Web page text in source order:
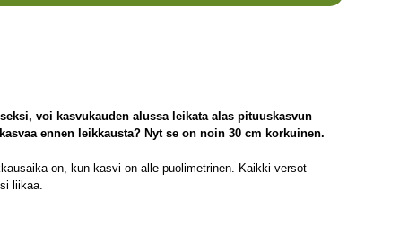
voi kasvukauden alussa leikata alas pituuskasvun
ennen leikkausta? Nyt se on noin 30 cm korkuinen.
on, kun kasvi on alle puolimetrinen. Kaikki versot
liikaa.